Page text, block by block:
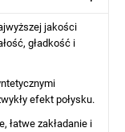
jakości
gładkość i
efekt połysku.
łatwe zakładanie i